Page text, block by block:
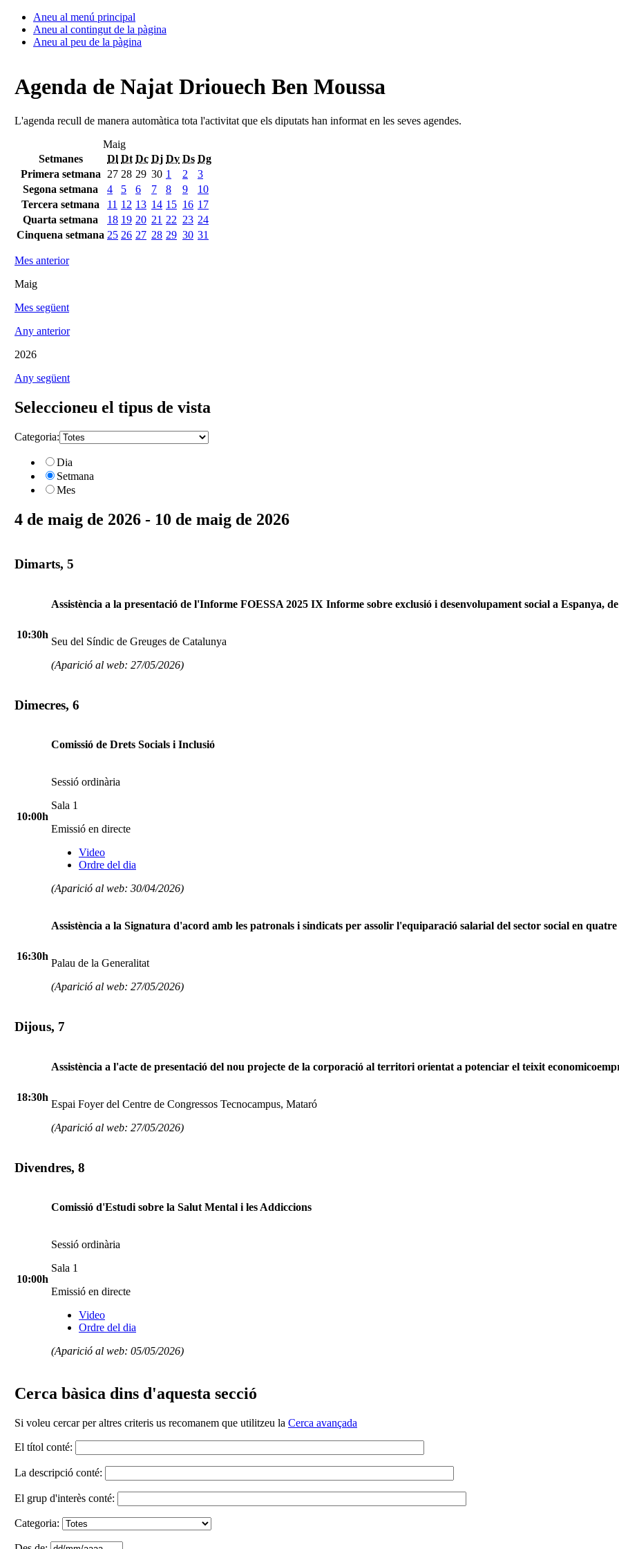
Aneu al menú principal
Aneu al contingut de la pàgina
Aneu al peu de la pàgina
Agenda de Najat Driouech Ben Moussa
L'agenda recull de manera automàtica tota l'activitat que els diputats han informat en les seves agendes.
Maig
Setmanes
Dl Dt Dc Dj Dv Ds Dg
Primera setmana
27 28 29 30 1 2
3
Segona setmana
4 5 6 7 8 9
10
Tercera setmana
11 12 13 14 15 16 17
Quarta setmana
18 19 20 21 22 23 24
Cinquena setmana 25 26 27 28 29 30 31
Mes anterior
Maig
Mes següent
Any anterior
2026
Any següent
Seleccioneu el tipus de vista
Categoria:
Dia
Setmana
Mes
4 de maig de 2026 - 10 de maig de 2026
Dimarts, 5
10:30h
Assistència a la presentació de l'Informe FOESSA 2025 IX Informe sobre exclusió i desenvolupament social a Espanya,
Seu del Síndic de Greuges de Catalunya
(Aparició al web: 27/05/2026)
Dimecres, 6
10:00h
Comissió de Drets Socials i Inclusió
Sessió ordinària
Sala 1
Emissió en directe
Video
Ordre del dia
(Aparició al web: 30/04/2026)
16:30h
Assistència a la Signatura d'acord amb les patronals i sindicats per assolir l'equiparació salarial del sector social en quatre
Palau de la Generalitat
(Aparició al web: 27/05/2026)
Dijous, 7
18:30h
Assistència a l'acte de presentació del nou projecte de la corporació al territori orientat a potenciar el teixit
Espai Foyer del Centre de Congressos Tecnocampus, Mataró
(Aparició al web: 27/05/2026)
Divendres, 8
10:00h
Comissió d'Estudi sobre la Salut Mental i les Addiccions
Sessió ordinària
Sala 1
Emissió en directe
Video
Ordre del dia
(Aparició al web: 05/05/2026)
Cerca bàsica dins d'aquesta secció
Si voleu cercar per altres criteris us recomanem que utilitzeu la Cerca avançada
El títol conté:
La descripció conté:
El grup d'interès conté:
Categoria: